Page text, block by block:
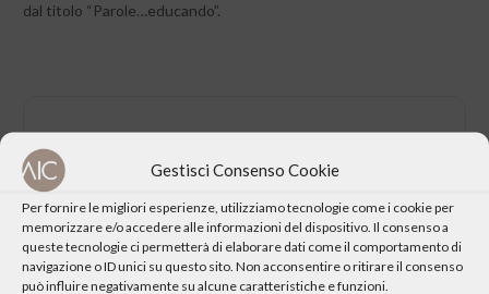
Gestisci Consenso Cookie
Per fornire le migliori esperienze, utilizziamo tecnologie come i cookie per
memorizzare e/o accedere alle informazioni del dispositivo. Il consenso a
queste tecnologie ci permetterà di elaborare dati come il comportamento di
navigazione o ID unici su questo sito. Non acconsentire o ritirare il consenso
può influire negativamente su alcune caratteristiche e funzioni.
dal titolo “Parole…educando”.